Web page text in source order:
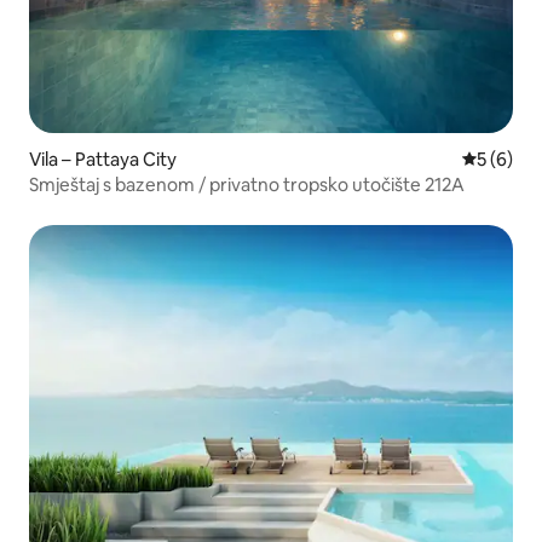
Vila – Pattaya City
5 (6)
Smještaj s bazenom / privatno tropsko utočište 212A